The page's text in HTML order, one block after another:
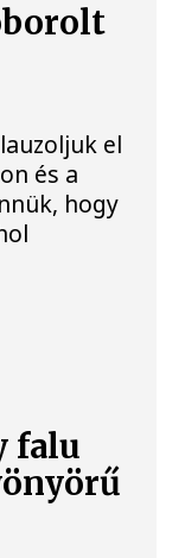
el
és a
hogy
falu